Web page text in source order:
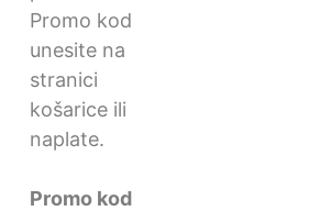
Promo kod
unesite na
stranici
košarice ili
naplate.
Promo kod